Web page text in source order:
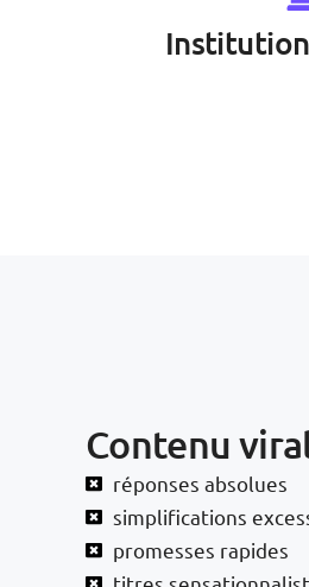
Contenu
réponses absolues
simplifications
promesses rapides